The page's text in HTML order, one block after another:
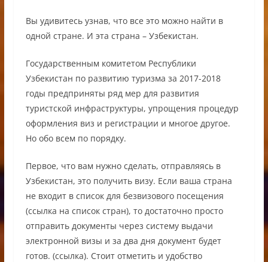
Вы удивитесь узнав, что все это можно найти в
одной стране. И эта страна – Узбекистан.
Государственным комитетом Республики
Узбекистан по развитию туризма за 2017-2018
годы предприняты ряд мер для развития
туристской инфраструктуры, упрощения процедур
оформления виз и регистрации и многое другое.
Но обо всем по порядку.
Первое, что вам нужно сделать, отправляясь в
Узбекистан, это получить визу. Если ваша страна
не входит в список для безвизового посещения
(ссылка на список стран), то достаточно просто
отправить документы через систему выдачи
электронной визы и за два дня документ будет
готов. (ссылка). Стоит отметить и удобство